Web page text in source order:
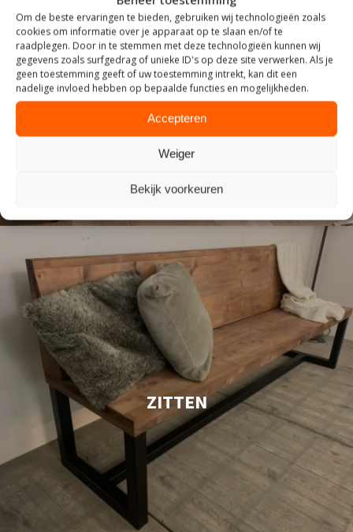
Om de beste ervaringen te bieden, gebruiken wij technologieën zoals
cookies om informatie over je apparaat op te slaan en/of te
raadplegen. Door in te stemmen met deze technologieën kunnen wij
gegevens zoals surfgedrag of unieke ID's op deze site verwerken. Als je
geen toestemming geeft of uw toestemming intrekt, kan dit een
nadelige invloed hebben op bepaalde functies en mogelijkheden.
Accepteren
Weiger
Bekijk voorkeuren
INDUSTRIEEL
ZITTEN